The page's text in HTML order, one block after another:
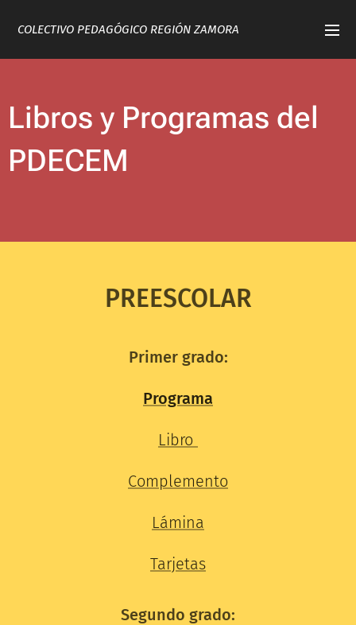
COLECTIVO PEDAGÓGICO REGIÓN ZAMORA
Libros y Programas del
PDECEM
PREESCOLAR
Primer grado:
Programa
Libro
Complemento
Lámina
Tarjetas
Segundo grado: